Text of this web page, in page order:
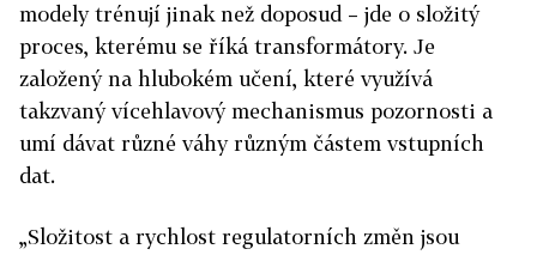
modely trénují jinak než doposud – jde o složitý
proces, kterému se říká transformátory. Je
založený na hlubokém učení, které využívá
takzvaný vícehlavový mechanismus pozornosti a
umí dávat různé váhy různým částem vstupních
dat.
„Složitost a rychlost regulatorních změn jsou